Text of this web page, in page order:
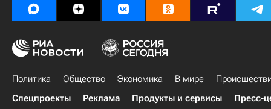
Политика Общество Экономика В мире
Спецпроекты
Реклама Продукты и сервисы Пресс-